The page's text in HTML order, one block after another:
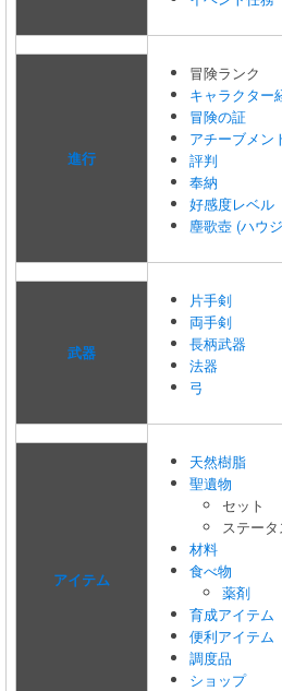
進行
冒険ランク
キャラクター
冒険の証
アチーブメン
評判
奉納
好感度レベル
塵歌壺 (ハウ
武器
片手剣
両手剣
長柄武器
法器
弓
アイテム
天然樹脂
聖遺物
セット
ステータ
材料
食べ物
薬剤
育成アイテム
便利アイテム
調度品
ショップ